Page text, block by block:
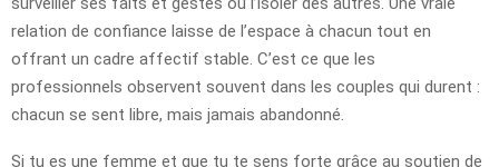
relation de confiance laisse de l’espace à chacun tout en
offrant un cadre affectif stable. C’est ce que les
professionnels observent souvent dans les couples qui durent :
chacun se sent libre, mais jamais abandonné.
Si tu es une femme et que tu te sens forte grâce au soutien de